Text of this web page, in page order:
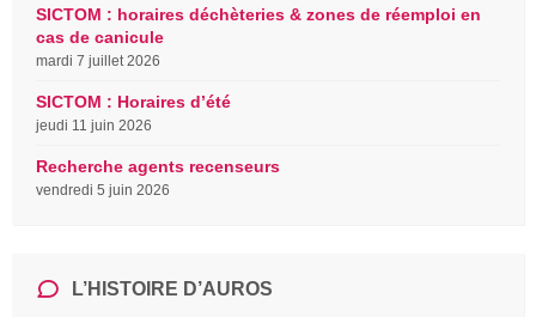
SICTOM : horaires déchèteries & zones de réemploi en
cas de canicule
mardi 7 juillet 2026
SICTOM : Horaires d’été
jeudi 11 juin 2026
Recherche agents recenseurs
vendredi 5 juin 2026
L’HISTOIRE D’AUROS